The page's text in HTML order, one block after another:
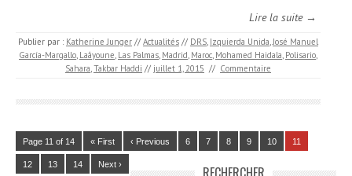
Lire la suite →
Publier par : Katherine Junger // Actualités // DRS, Izquierda Unida,José Manuel
García-Margallo, Laâyoune, Las Palmas, Madrid, Maroc, Mohamed Haidala, Polisario,
Sahara,Takbar Haddi // juillet 1, 2015 // Commentaire
Page 11 of 14 « First ‹ Previous 6 7 8 9 10 11
12 13 14 Next ›